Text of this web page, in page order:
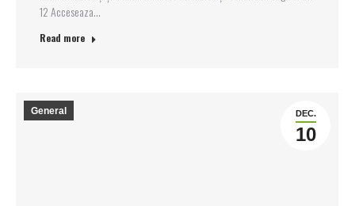
12 Acceseaza…
Read more
DEC.
10
General